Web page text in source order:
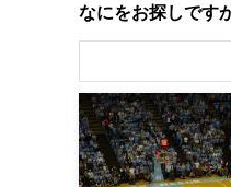
なにをお探しです